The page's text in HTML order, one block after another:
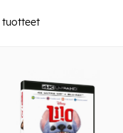
tuotteet